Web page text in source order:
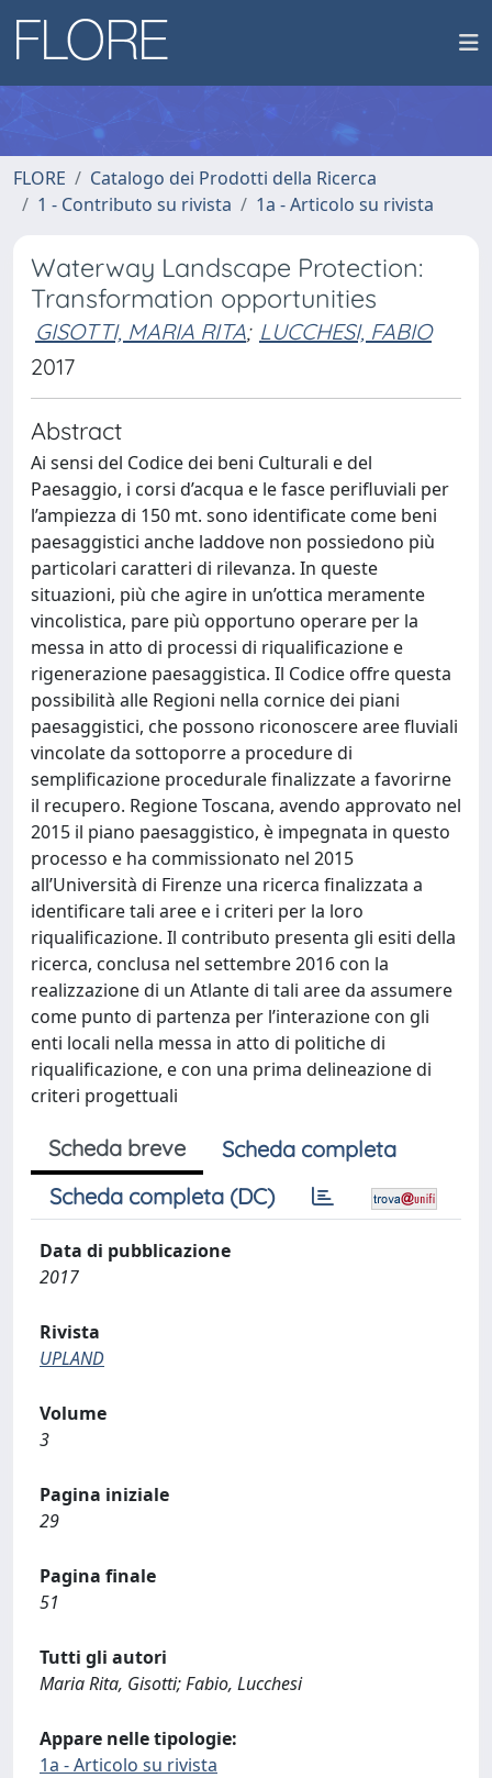
FLORE
Catalogo dei Prodotti della Ricerca
1 - Contributo su rivista
1a - Articolo su rivista
Waterway Landscape Protection:
Transformation opportunities
GISOTTI, MARIA RITA; LUCCHESI, FABIO
2017
Abstract
Ai sensi del Codice dei beni Culturali e del
Paesaggio, i corsi d’acqua e le fasce perifluviali per
l’ampiezza di 150 mt. sono identificate come beni
paesaggistici anche laddove non possiedono più
particolari caratteri di rilevanza. In queste
situazioni, più che agire in un’ottica meramente
vincolistica, pare più opportuno operare per la
messa in atto di processi di riqualificazione e
rigenerazione paesaggistica. Il Codice offre questa
possibilità alle Regioni nella cornice dei piani
paesaggistici, che possono riconoscere aree fluviali
vincolate da sottoporre a procedure di
semplificazione procedurale finalizzate a favorirne
il recupero. Regione Toscana, avendo approvato nel
2015 il piano paesaggistico, è impegnata in questo
processo e ha commissionato nel 2015
all’Università di Firenze una ricerca finalizzata a
identificare tali aree e i criteri per la loro
riqualificazione. Il contributo presenta gli esiti della
ricerca, conclusa nel settembre 2016 con la
realizzazione di un Atlante di tali aree da assumere
come punto di partenza per l’interazione con gli
enti locali nella messa in atto di politiche di
riqualificazione, e con una prima delineazione di
criteri progettuali
Scheda breve
Scheda completa
Scheda completa (DC)
Data di pubblicazione
2017
Rivista
UPLAND
Volume
3
Pagina iniziale
29
Pagina finale
51
Tutti gli autori
Maria Rita, Gisotti; Fabio, Lucchesi
Appare nelle tipologie:
1a - Articolo su rivista